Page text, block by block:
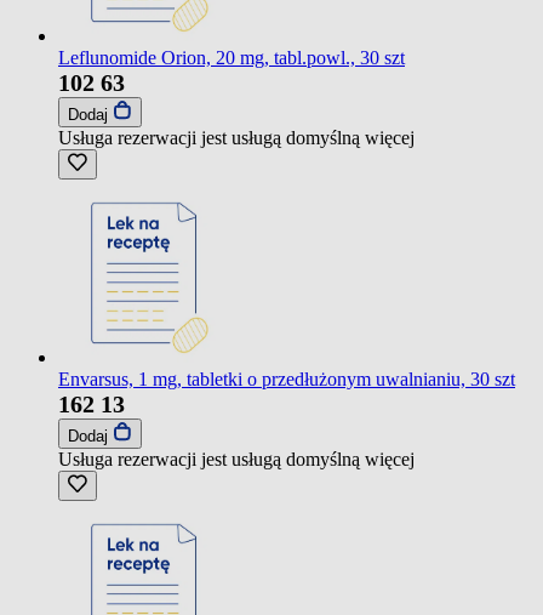
Leflunomide Orion, 20 mg, tabl.powl., 30 szt
102 63
Dodaj
Usługa rezerwacji jest usługą domyślną więcej
Envarsus, 1 mg, tabletki o przedłużonym uwalnianiu, 30 szt
162 13
Dodaj
Usługa rezerwacji jest usługą domyślną więcej